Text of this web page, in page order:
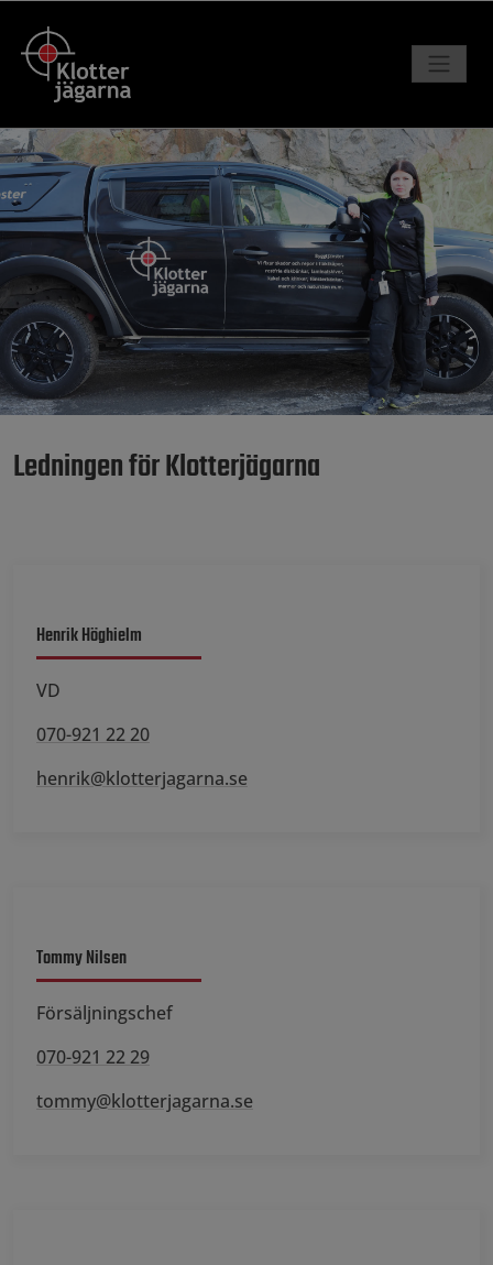
Ledningen för Klotterjägarna
Henrik Höghielm
VD
070-921 22 20
henrik@klotterjagarna.se
Tommy Nilsen
Försäljningschef
070-921 22 29
tommy@klotterjagarna.se